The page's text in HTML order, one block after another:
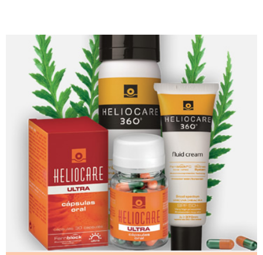
Nega kože oko očiju
Nega normalne kože lica
Nega masne i mešovite kože lica